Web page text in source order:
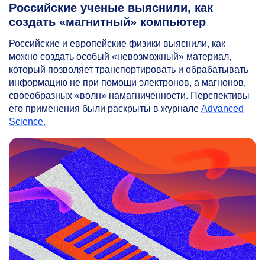
Российские ученые выяснили, как
создать «магнитный» компьютер
Российские и европейские физики выяснили, как
можно создать особый «невозможный» материал,
который позволяет транспортировать и обрабатывать
информацию не при помощи электронов, а магнонов,
своеобразных «волн» намагниченности. Перспективы
его применения были раскрыты в журнале Advanced
Science.